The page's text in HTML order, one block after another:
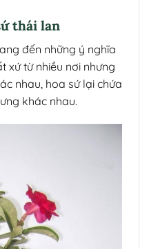
thái lan
đến những ý nghĩa
xứ từ nhiều nơi nhưng
nhau, hoa sứ lại chứa
khác nhau.